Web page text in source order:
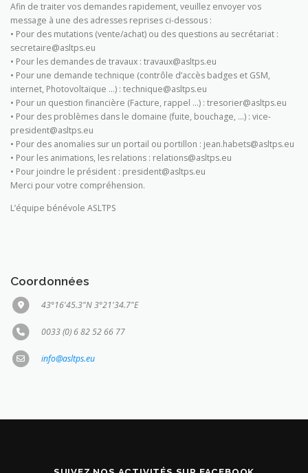
Afin de traiter vos demandes rapidement, veuillez envoyer vos
message à une des adresses reprises ci-dessous :
• Pour des mutations (vente/achat) ou des questions au secrétariat :
secretaire@asltps.eu
• Pour les demandes de travaux : travaux@asltps.eu
• Pour une demande technique (contrôle d’accès badges et GSM,
internet, Photovoltaïque …) : technique@asltps.eu
• Pour un question financière (Facture, rappel …) : tresorier@asltps.eu
• Pour des problèmes dans le domaine (fuite, bouchage, …) : vice-
president@asltps.eu
• Pour des anomalies sur un portail ou portillon : jean.habets@asltps.eu
• Pour les animations, les relations : relations@asltps.eu
• Pour joindre le président : president@asltps.eu
Merci pour votre compréhension.
L’équipe bénévole ASLTPS
Coordonnées
43°16'45.3"N 3°21'34.7"E
0033 (0) 6 82 52 66 77
info@asltps.eu